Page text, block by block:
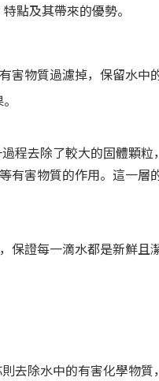
點及其帶來的優勢。
物質過濾掉，保留水中
程去除了較大的固體顆
有害物質的作用。這一層
證每一滴水都是新鮮且潔
去除水中的有害化學物質